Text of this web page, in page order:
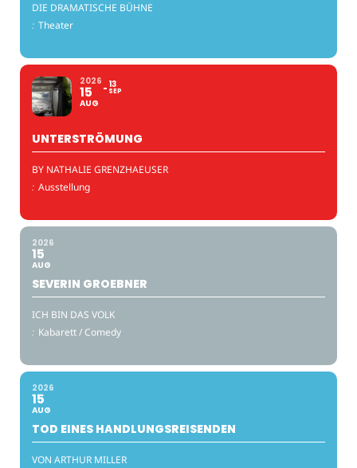
DIE DRAMATISCHE BÜHNE
: Theater
2026
15
AUG
13
SEP
UNTERSTRÖMUNG
BY NATHALIE GRENZHAEUSER
: Ausstellung
2026
15
AUG
SEVERIN GROEBNER
ICH BIN DAS VOLK
: Kabarett / Comedy
2026
15
AUG
TOD EINES HANDLUNGSREISENDEN
VON ARTHUR MILLER